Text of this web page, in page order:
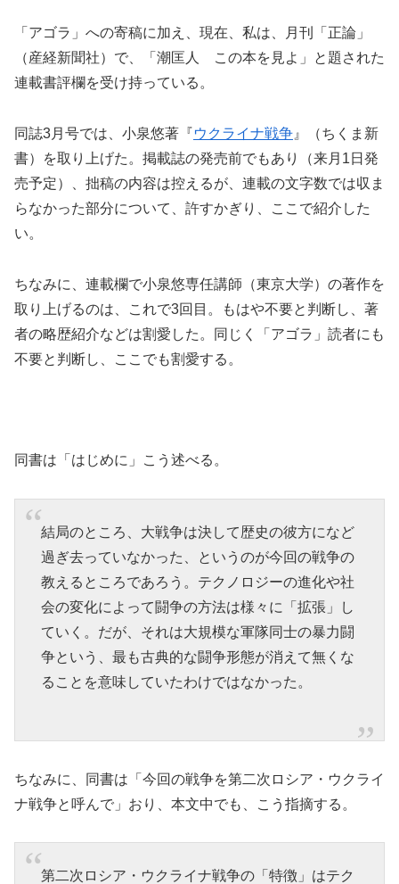
「アゴラ」への寄稿に加え、現在、私は、月刊「正論」
（産経新聞社）で、「潮匡人 この本を見よ」と題された
連載書評欄を受け持っている。
同誌3月号では、小泉悠著『ウクライナ戦争 』（ちくま新
書）を取り上げた。掲載誌の発売前でもあり（来月1日発
売予定）、拙稿の内容は控えるが、連載の文字数では収ま
らなかった部分について、許すかぎり、ここで紹介した
い。
ちなみに、連載欄で小泉悠専任講師（東京大学）の著作を
取り上げるのは、これで3回目。もはや不要と判断し、著
者の略歴紹介などは割愛した。同じく「アゴラ」読者にも
不要と判断し、ここでも割愛する。
同書は「はじめに」こう述べる。
結局のところ、大戦争は決して歴史の彼方になど
過ぎ去っていなかった、というのが今回の戦争の
教えるところであろう。テクノロジーの進化や社
会の変化によって闘争の方法は様々に「拡張」し
ていく。だが、それは大規模な軍隊同士の暴力闘
争という、最も古典的な闘争形態が消えて無くな
ることを意味していたわけではなかった。
ちなみに、同書は「今回の戦争を第二次ロシア・ウクライ
ナ戦争と呼んで」おり、本文中でも、こう指摘する。
第二次ロシア・ウクライナ戦争の「特徴」はテク